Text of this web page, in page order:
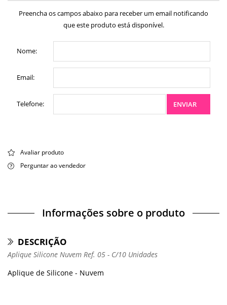
Preencha os campos abaixo para receber um email notificando
que este produto está disponível.
Nome:
Email:
Telefone: ENVIAR
Avaliar produto
Perguntar ao vendedor
Informações sobre o produto
DESCRIÇÃO
Aplique Silicone Nuvem Ref. 05 - C/10 Unidades
Aplique de Silicone - Nuvem